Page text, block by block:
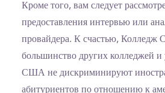
Кроме того, вам следует
предоставления интервью или
провайдера. К счастью, Колледж
большинство других колледжей и
США не дискриминируют
абитуриентов по отношению к